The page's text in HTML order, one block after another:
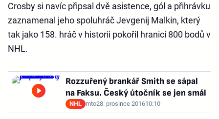
Crosby si navíc připsal dvě asistence, gól a přihrávku
zaznamenal jeho spoluhráč Jevgenij Malkin, který
tak jako 158. hráč v historii pokořil hranici 800 bodů v
NHL.
Rozzuřený brankář Smith se sápal
na Faksu. Český útočník se jen smál
NHL mto28. prosince 201610:10